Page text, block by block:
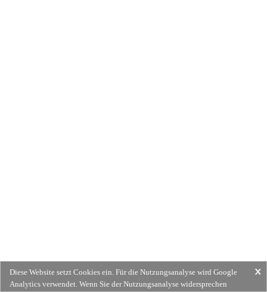
Diese Website setzt Cookies ein. Für die Nutzungsanalyse wird Google
Analytics verwendet. Wenn Sie der Nutzungsanalyse widersprechen